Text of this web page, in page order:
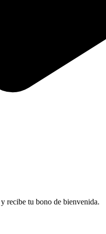
recibe tu bono de bienvenida.